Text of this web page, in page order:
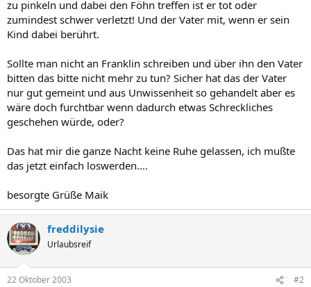
zu pinkeln und dabei den Föhn treffen ist er tot oder
zumindest schwer verletzt! Und der Vater mit, wenn er sein
Kind dabei berührt.
Sollte man nicht an Franklin schreiben und über ihn den Vater
bitten das bitte nicht mehr zu tun? Sicher hat das der Vater
nur gut gemeint und aus Unwissenheit so gehandelt aber es
wäre doch furchtbar wenn dadurch etwas Schreckliches
geschehen würde, oder?
Das hat mir die ganze Nacht keine Ruhe gelassen, ich mußte
das jetzt einfach loswerden....
besorgte Grüße Maik
freddilysie
Urlaubsreif
22 Oktober 2003 #2